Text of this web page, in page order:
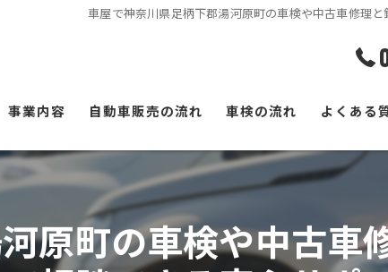
車屋で神奈川県足柄下郡湯河原町の車検や中古車修理
事業内容 自動車販売の流れ 車検の流れ よくある
原町の車検や中古車